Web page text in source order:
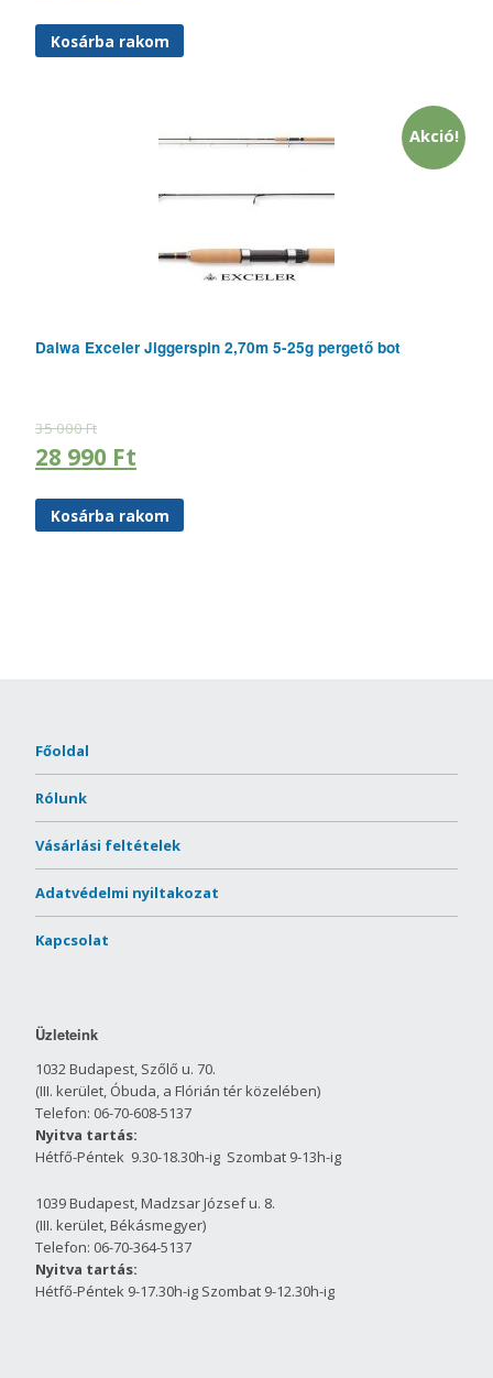
Kosárba rakom
Akció!
Daiwa Exceler Jiggerspin 2,70m 5-25g pergető bot
35 000Ft
28 990 Ft
Kosárba rakom
Főoldal
Rólunk
Vásárlási feltételek
Adatvédelmi nyiltakozat
Kapcsolat
Üzleteink
1032 Budapest, Szőlő u. 70.
(III. kerület, Óbuda, a Flórián tér közelében)
Telefon: 06-70-608-5137
Nyitva tartás:
Hétfő-Péntek 9.30-18.30h-ig Szombat 9-13h-ig
1039 Budapest, Madzsar József u. 8.
(III. kerület, Békásmegyer)
Telefon: 06-70-364-5137
Nyitva tartás:
Hétfő-Péntek 9-17.30h-ig Szombat 9-12.30h-ig